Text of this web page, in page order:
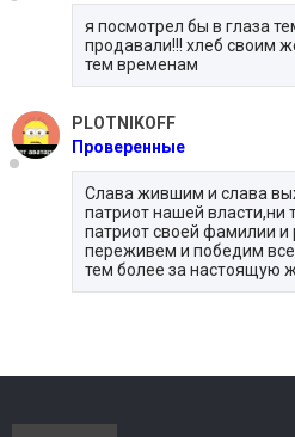
я посмотрел бы в глаза
продавали!!! хлеб своим
тем временам
PLOTNIKOFF
Проверенные
Слава жившим и слава
патриот нашей власти,ни
патриот своей фамилии и
переживем и победим
тем более за настоящую